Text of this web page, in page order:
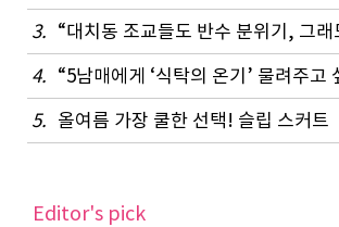
3.
4. “5남매에게 ‘식탁의 온기’ 물려주고
5. 올여름 가장 쿨한 선택! 슬립 스커트
Editor's pick